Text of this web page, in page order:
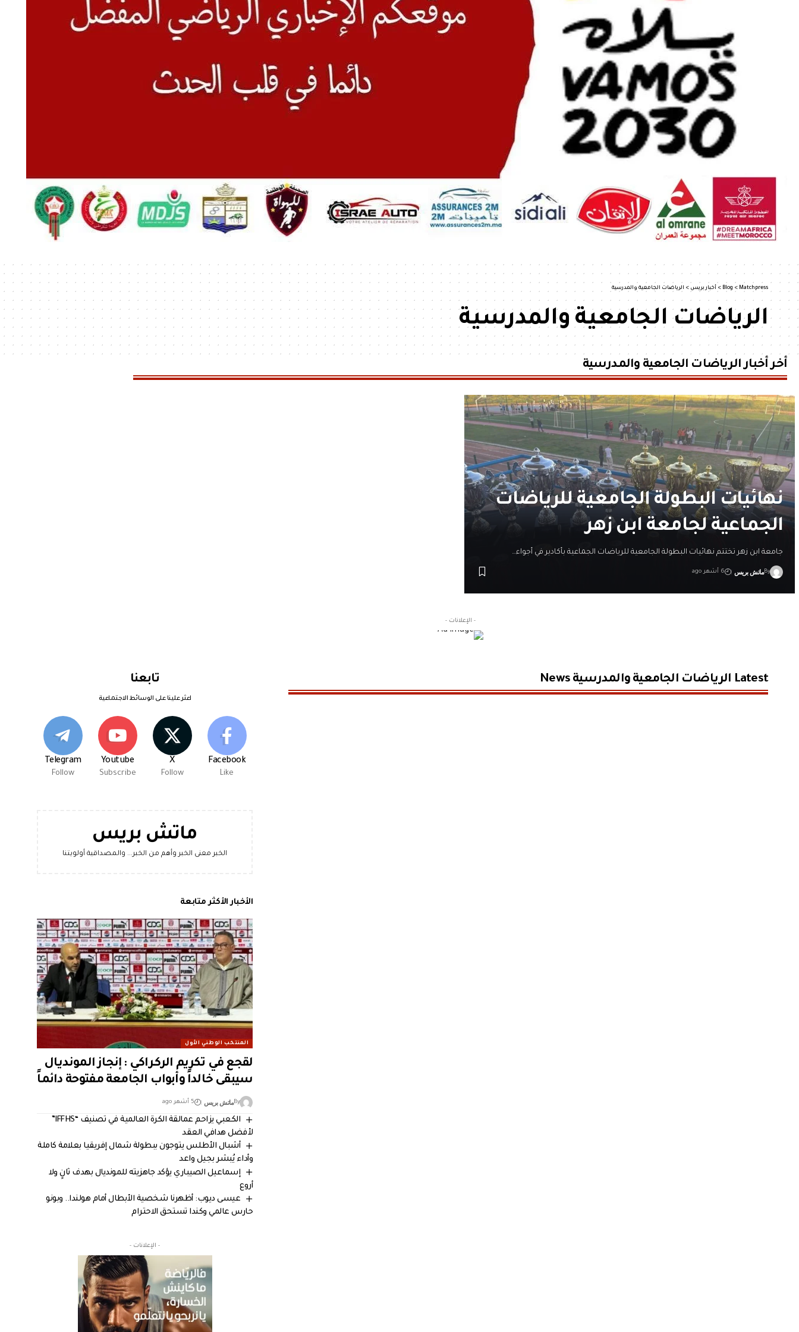
Matchpress
>
Blog
> أخبار بريس > الرياضات الجامعية والمدرسية
الرياضات الجامعية والمدرسية
أخر أخبار الرياضات الجامعية والمدرسية
نهائيات البطولة الجامعية للرياضات
الجماعية لجامعة ابن زهر
جامعة ابن زهر تختتم نهائيات البطولة الجامعية للرياضات الجماعية بأكادير في أجواء…
Byماتش بريس 6 أشهر ago
- الإعلانات -
Latest الرياضات الجامعية والمدرسية News تابعنا
اعثر علينا على الوسائط الاجتماعية
Facebook
Like
X
Follow
Youtube
Subscribe
Telegram
Follow
ماتش بريس
الخبر معنى الخبر وأهم من الخبر... والمصداقية أولويتنا
الأخبار الأكثر متابعة
المنتخب الوطني الأول
لقجع في تكريم الركراكي : إنجاز المونديال
سيبقى خالداً وأبواب الجامعة مفتوحة دائماً
Byماتش بريس 5 أشهر ago
الكعبي يزاحم عمالقة الكرة العالمية في تصنيف “IFFHS”
لأفضل هدافي العقد
أشبال الأطلس يتوجون ببطولة شمال إفريقيا بعلامة كاملة
وأداء يُبشر بجيل واعد
إسماعيل الصيباري يؤكد جاهزيته للمونديال بهدف ثانٍ ولا
أروع
عيسى ديوب: أظهرنا شخصية الأبطال أمام هولندا.. وبونو
حارس عالمي وكندا تستحق الاحترام
- الإعلانات -